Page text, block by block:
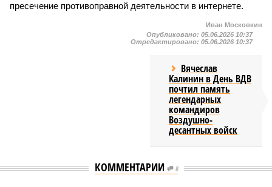
пресечение противоправной деятельности в интернете.
Иван Московкин
Опубликовано: 05.06.2026 10:37
Отредактировано: 05.06.2026 10:37
Вячеслав
Калинин в День ВДВ
почтил память
легендарных
командиров
Воздушно-
десантных войск
КОММЕНТАРИИ 0